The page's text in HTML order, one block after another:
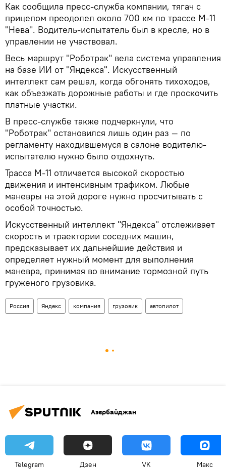
Как сообщила пресс-служба компании, тягач с
прицепом преодолел около 700 км по трассе М-11
"Нева". Водитель-испытатель был в кресле, но в
управлении не участвовал.
Весь маршрут "Роботрак" вела система управления
на базе ИИ от "Яндекса". Искусственный
интеллект сам решал, когда обгонять тихоходов,
как объезжать дорожные работы и где проскочить
платные участки.
В пресс-службе также подчеркнули, что
"Роботрак" остановился лишь один раз — по
регламенту находившемуся в салоне водителю-
испытателю нужно было отдохнуть.
Трасса М‑11 отличается высокой скоростью
движения и интенсивным трафиком. Любые
маневры на этой дороге нужно просчитывать с
особой точностью.
Искусственный интеллект "Яндекса" отслеживает
скорость и траектории соседних машин,
предсказывает их дальнейшие действия и
определяет нужный момент для выполнения
маневра, принимая во внимание тормозной путь
груженого грузовика.
Россия Яндекс компания грузовик автопилот
Азербайджан
Telegram Дзен VK Макс